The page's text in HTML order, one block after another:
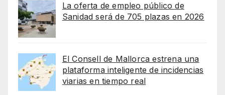
La oferta de empleo público de
Sanidad será de 705 plazas en 2026
El Consell de Mallorca estrena una
plataforma inteligente de incidencias
viarias en tiempo real